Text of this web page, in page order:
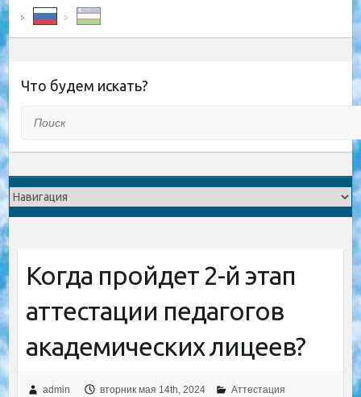
Что будем искать?
Когда пройдет 2-й этап
аттестации педагогов
академических лицеев?
admin вторник мая 14th, 2024
Аттестация